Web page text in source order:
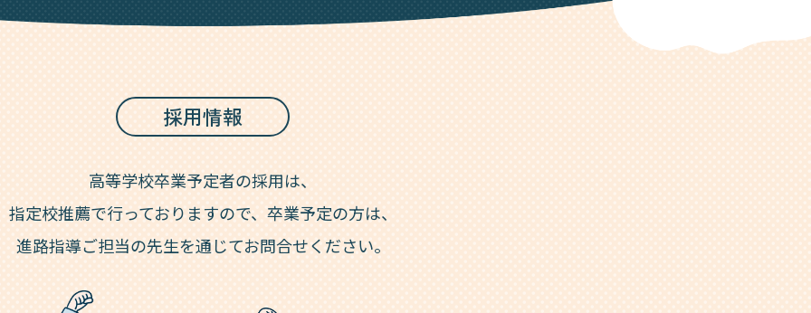
採用情報
高等学校卒業予定者の採用は、
指定校推薦で行っておりますので、卒業予定の方は、
進路指導ご担当の先生を通じてお問合せください。